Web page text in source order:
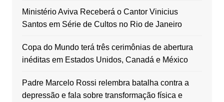
Ministério Aviva Receberá o Cantor Vinicius
Santos em Série de Cultos no Rio de Janeiro
Copa do Mundo terá três cerimônias de abertura
inéditas em Estados Unidos, Canadá e México
Padre Marcelo Rossi relembra batalha contra a
depressão e fala sobre transformação física e